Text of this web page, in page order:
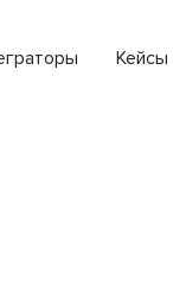
Кейсы